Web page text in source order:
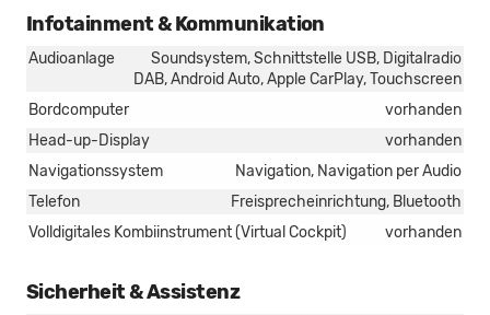
Infotainment & Kommunikation
Audioanlage
Soundsystem, Schnittstelle USB, Digitalradio
DAB, Android Auto, Apple CarPlay, Touchscreen
Bordcomputer
vorhanden
Head-up-Display
vorhanden
Navigationssystem
Navigation, Navigation per Audio
Telefon
Freisprecheinrichtung, Bluetooth
Volldigitales Kombiinstrument (Virtual Cockpit)
vorhanden
Sicherheit & Assistenz